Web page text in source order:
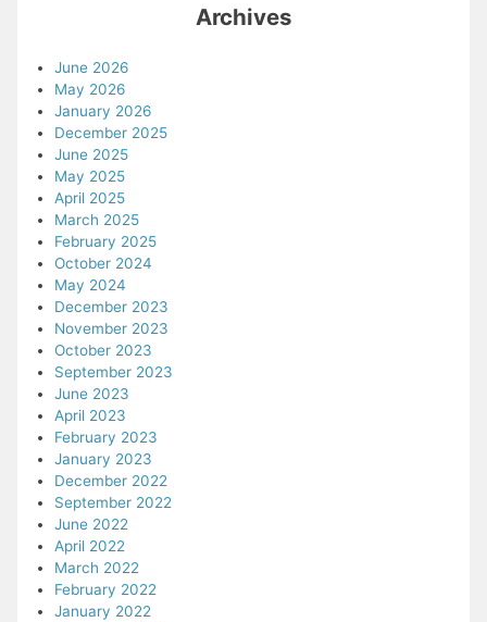
Archives
June 2026
May 2026
January 2026
December 2025
June 2025
May 2025
April 2025
March 2025
February 2025
October 2024
May 2024
December 2023
November 2023
October 2023
September 2023
June 2023
April 2023
February 2023
January 2023
December 2022
September 2022
June 2022
April 2022
March 2022
February 2022
January 2022